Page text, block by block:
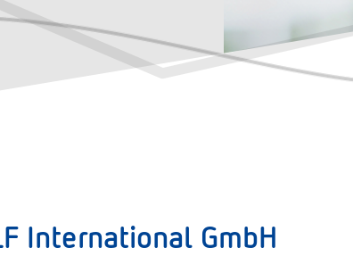
International GmbH